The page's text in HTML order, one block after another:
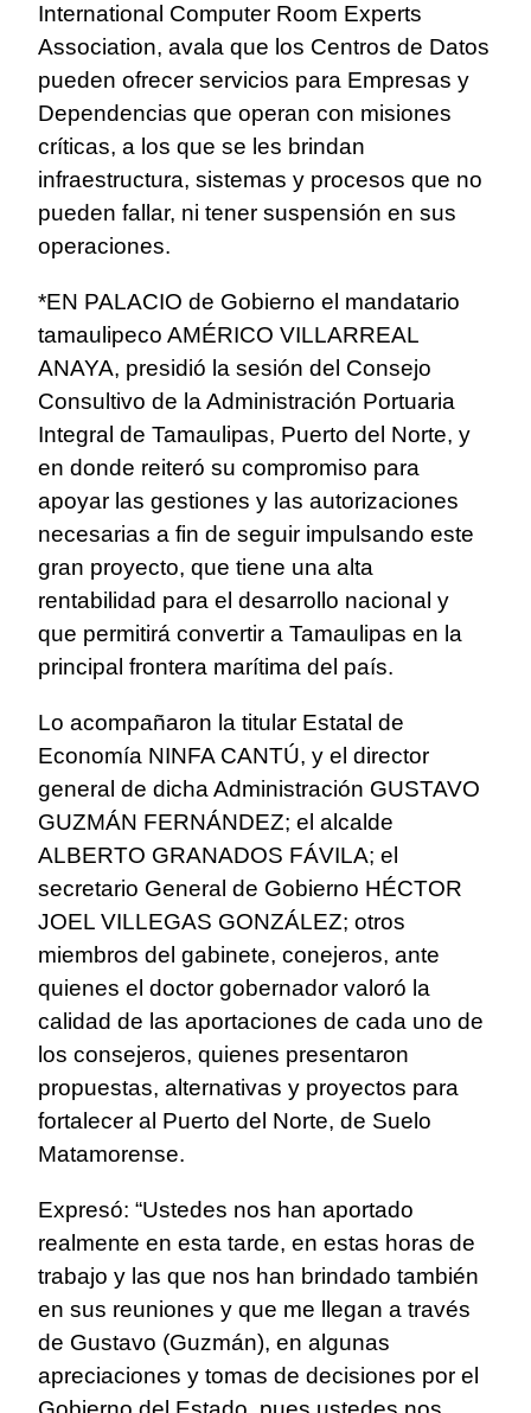
International Computer Room Experts
Association, avala que los Centros de Datos
pueden ofrecer servicios para Empresas y
Dependencias que operan con misiones
críticas, a los que se les brindan
infraestructura, sistemas y procesos que no
pueden fallar, ni tener suspensión en sus
operaciones.
*EN PALACIO de Gobierno el mandatario
tamaulipeco AMÉRICO VILLARREAL
ANAYA, presidió la sesión del Consejo
Consultivo de la Administración Portuaria
Integral de Tamaulipas, Puerto del Norte, y
en donde reiteró su compromiso para
apoyar las gestiones y las autorizaciones
necesarias a fin de seguir impulsando este
gran proyecto, que tiene una alta
rentabilidad para el desarrollo nacional y
que permitirá convertir a Tamaulipas en la
principal frontera marítima del país.
Lo acompañaron la titular Estatal de
Economía NINFA CANTÚ, y el director
general de dicha Administración GUSTAVO
GUZMÁN FERNÁNDEZ; el alcalde
ALBERTO GRANADOS FÁVILA; el
secretario General de Gobierno HÉCTOR
JOEL VILLEGAS GONZÁLEZ; otros
miembros del gabinete, conejeros, ante
quienes el doctor gobernador valoró la
calidad de las aportaciones de cada uno de
los consejeros, quienes presentaron
propuestas, alternativas y proyectos para
fortalecer al Puerto del Norte, de Suelo
Matamorense.
Expresó: “Ustedes nos han aportado
realmente en esta tarde, en estas horas de
trabajo y las que nos han brindado también
en sus reuniones y que me llegan a través
de Gustavo (Guzmán), en algunas
apreciaciones y tomas de decisiones por el